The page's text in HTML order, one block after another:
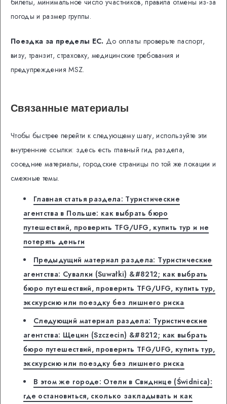
билеты, минимальное число участников, правила отмены из-за
погоды и размер группы.
Поездка за пределы ЕС. До оплаты проверьте паспорт,
визу, транзит, страховку, медицинские требования и
предупреждения MSZ.
Связанные материалы
Чтобы быстрее перейти к следующему шагу, используйте эти
внутренние ссылки: здесь есть главный гид раздела,
соседние материалы, городские страницы по той же локации и
смежные темы.
Главная статья раздела: Туристические
агентства в Польше: как выбрать бюро
путешествий, проверить TFG/UFG, купить тур и не
потерять деньги
Предыдущий материал раздела: Туристические
агентства: Сувалки (Suwałki) &#8212; как выбрать
бюро путешествий, проверить TFG/UFG, купить тур,
экскурсию или поездку без лишнего риска
Следующий материал раздела: Туристические
агентства: Щецин (Szczecin) &#8212; как выбрать
бюро путешествий, проверить TFG/UFG, купить тур,
экскурсию или поездку без лишнего риска
В этом же городе: Отели в Свиднице (Świdnica):
где остановиться, сколько закладывать и как